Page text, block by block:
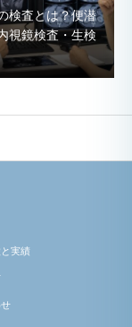
検査とは？便潜
視鏡検査・生検
実績